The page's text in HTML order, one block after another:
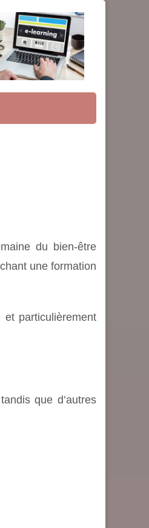
du bien-être
une formation
particulièrement
que d’autres